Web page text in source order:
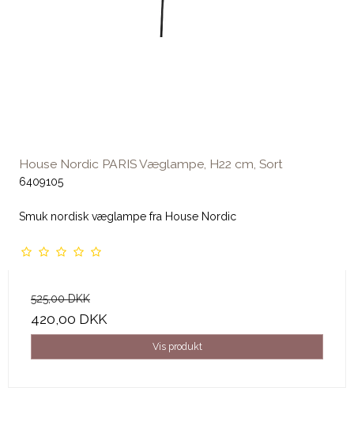
House Nordic PARIS Væglampe, H22 cm, Sort
6409105
Smuk nordisk væglampe fra House Nordic
525,00 DKK
420,00 DKK
Vis produkt